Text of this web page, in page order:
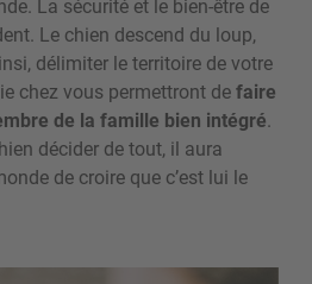
La sécurité et le bien-être de
Le chien descend du loup,
délimiter le territoire de votre
chez vous permettront defaire
de la famille bien intégré.
décider de tout, il aura
de croire que c’est lui le